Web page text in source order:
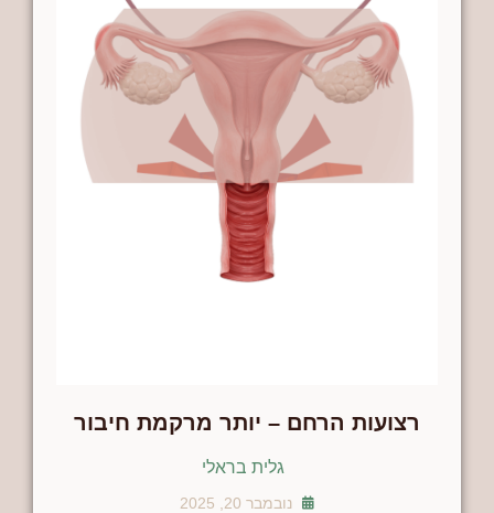
רצועות הרחם – יותר מרקמת חיבור
גלית בראלי
נובמבר 20, 2025